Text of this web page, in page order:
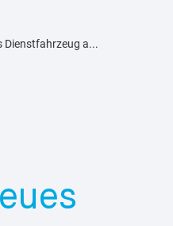
Dienstfahrzeug a...